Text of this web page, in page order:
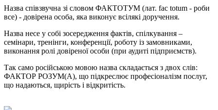
Назва співзвучна зі словом ФАКТОТУМ (лат. fac totum - роби
все) - довірена особа, яка виконує всілякі доручення.
Назва несе у собі зосередження фактів, спілкування –
семінари, тренінги, конференції, роботу із замовниками,
виконання ролі довіреної особи (при аудиті підприємств).
Так само російською мовою назва складається з двох слів:
ФАКТОР РОЗУМ(А), що підкреслює професіоналізм послуг,
що надаються, щирість і відкритість.